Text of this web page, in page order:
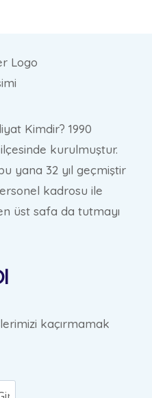
Kimdir? 1990
ilçesinde kurulmuştur.
yana 32 yıl geçmiştir
kadrosu ile
üst safa da tutmayı
kaçırmamak